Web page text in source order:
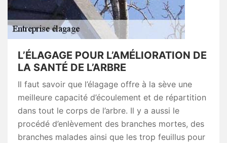
L’ÉLAGAGE POUR L’AMÉLIORATION DE
LA SANTÉ DE L’ARBRE
Il faut savoir que l’élagage offre à la sève une
meilleure capacité d’écoulement et de répartition
dans tout le corps de l’arbre. Il y a aussi le
procédé d’enlèvement des branches mortes, des
branches malades ainsi que les trop feuillus pour